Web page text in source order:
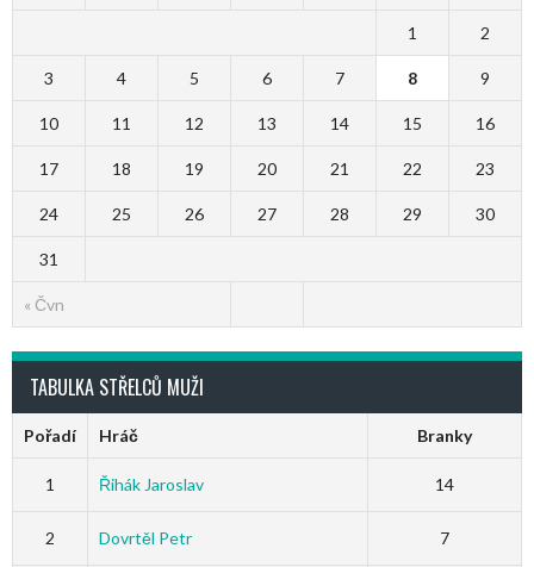
« Čvn
1 2
3 4 5 6 7 8 9
10 11 12 13 14 15 16
17 18 19 20 21 22 23
24 25 26 27 28 29 30
31
TABULKA STŘELCŮ MUŽI
Pořadí Hráč Branky
1 Řihák Jaroslav 14
2 Dovrtěl Petr 7